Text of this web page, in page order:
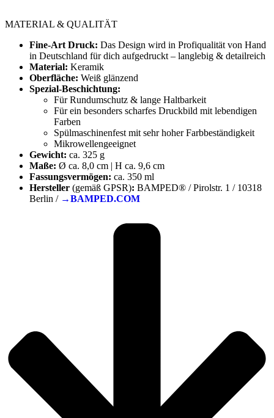
MATERIAL & QUALITÄT
Fine-Art Druck: Das Design wird in Profiqualität von Hand
in Deutschland für dich aufgedruckt – langlebig & detailreich
Material: Keramik
Oberfläche: Weiß glänzend
Spezial-Beschichtung:
Für Rundumschutz & lange Haltbarkeit
Für ein besonders scharfes Druckbild mit lebendigen
Farben
Spülmaschinenfest mit sehr hoher Farbbeständigkeit
Mikrowellengeeignet
Gewicht: ca. 325 g
Maße: Ø ca. 8,0 cm | H ca. 9,6 cm
Fassungsvermögen: ca. 350 ml
Hersteller (gemäß GPSR): BAMPED® / Pirolstr. 1 / 10318
Berlin / →BAMPED.COM